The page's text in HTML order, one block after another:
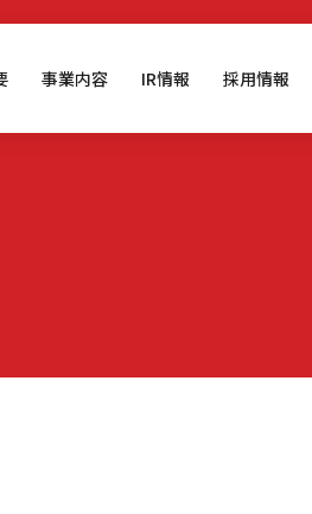
事業内容 IR情報 採用情報